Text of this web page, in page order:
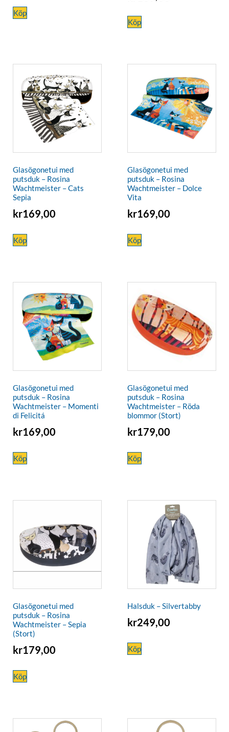
Köp
Köp
Glasögonetui med
putsduk – Rosina
Wachtmeister – Cats
Sepia
kr169,00
Köp
Glasögonetui med
putsduk – Rosina
Wachtmeister – Dolce
Vita
kr169,00
Köp
Glasögonetui med
putsduk – Rosina
Wachtmeister – Momenti
di Felicitá
kr169,00
Köp
Glasögonetui med
putsduk – Rosina
Wachtmeister – Röda
blommor (Stort)
kr179,00
Köp
Glasögonetui med
putsduk – Rosina
Wachtmeister – Sepia
(Stort)
kr179,00
Köp
Halsduk – Silvertabby
kr249,00
Köp